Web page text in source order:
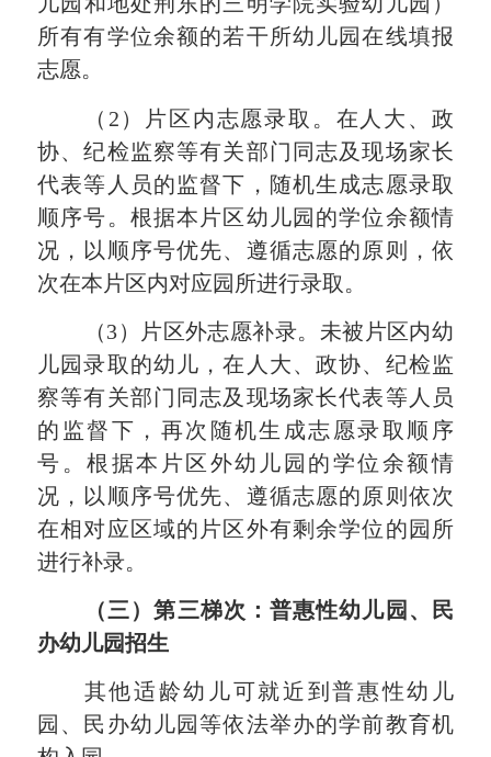
所有有学位余额的若干所幼儿园在线填报
志愿。
（ 2）片区内志愿录取。 在人大、政
协、纪检监察等有关部门同志及现场家长
代表等人员的监督下， 随机生成志愿录取
顺序号。根据本片区幼儿园的学位余额情
况，以顺序号优先、遵循志愿的原则，依
次在本片区内对应园所进行录取。
（3）片区外志愿补录。未被片区内幼
儿园录取的幼儿，在人大、政协、纪检监
察等有关部门同志及现场家长代表等人员
的 监督下，再次随机生成志愿录取顺序
号。根据本片区外幼儿园的学位余额情
况，以顺序号优先、遵循志愿的原则依次
在相对应区域的 片区外有剩余学位的园所
进行补录。
（三）第三梯次：普惠性幼儿园、民
办幼儿园招生
其他适龄幼儿可就近到普惠性幼儿
园、民办幼儿园等依法举办的学前教育机